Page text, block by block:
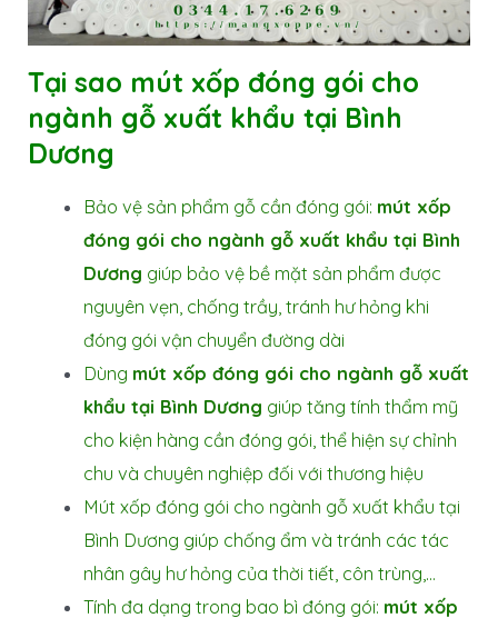
Tại sao mút xốp đóng gói cho
ngành gỗ xuất khẩu tại Bình
Dương
Bảo vệ sản phẩm gỗ cần đóng gói: mút xốp
đóng gói cho ngành gỗ xuất khẩu tại Bình
Dương giúp bảo vệ bề mặt sản phẩm được
nguyên vẹn, chống trầy, tránh hư hỏng khi
đóng gói vận chuyển đường dài
Dùng mút xốp đóng gói cho ngành gỗ xuất
khẩu tại Bình Dương giúp tăng tính thẩm mỹ
cho kiện hàng cần đóng gói, thể hiện sự chỉnh
chu và chuyên nghiệp đối với thương hiệu
Mút xốp đóng gói cho ngành gỗ xuất khẩu tại
Bình Dương giúp chống ẩm và tránh các tác
nhân gây hư hỏng của thời tiết, côn trùng,…
Tính đa dạng trong bao bì đóng gói: mút xốp